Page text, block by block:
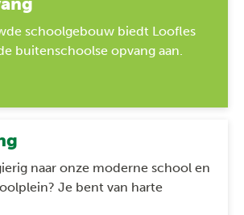
schoolgebouw biedt Loofles
buitenschoolse opvang aan.
naar onze moderne school en
Je bent van harte